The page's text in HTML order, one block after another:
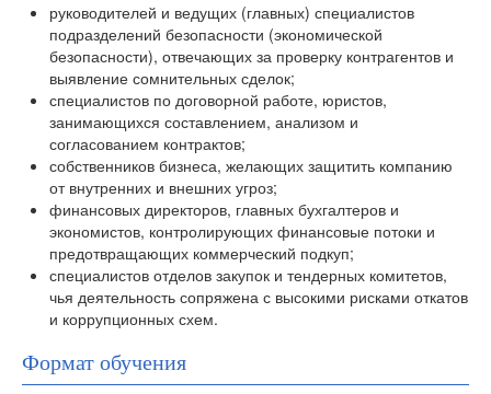
руководителей и ведущих (главных) специалистов
подразделений безопасности (экономической
безопасности), отвечающих за проверку контрагентов и
выявление сомнительных сделок;
специалистов по договорной работе, юристов,
занимающихся составлением, анализом и
согласованием контрактов;
собственников бизнеса, желающих защитить компанию
от внутренних и внешних угроз;
финансовых директоров, главных бухгалтеров и
экономистов, контролирующих финансовые потоки и
предотвращающих коммерческий подкуп;
специалистов отделов закупок и тендерных комитетов,
чья деятельность сопряжена с высокими рисками откатов
и коррупционных схем.
Формат обучения